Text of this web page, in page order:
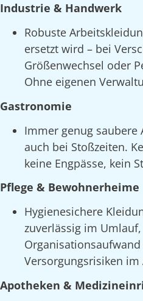
Industrie & Handwerk
Robuste
ersetzt wird – bei
Größenwechsel oder
Ohne eigenen
Gastronomie
Immer genug saubere
auch bei Stoßzeiten.
keine Engpässe, kein
Pflege & Bewohnerheime
Hygienesichere
zuverlässig im
Versorgungsrisiken im
Apotheken &